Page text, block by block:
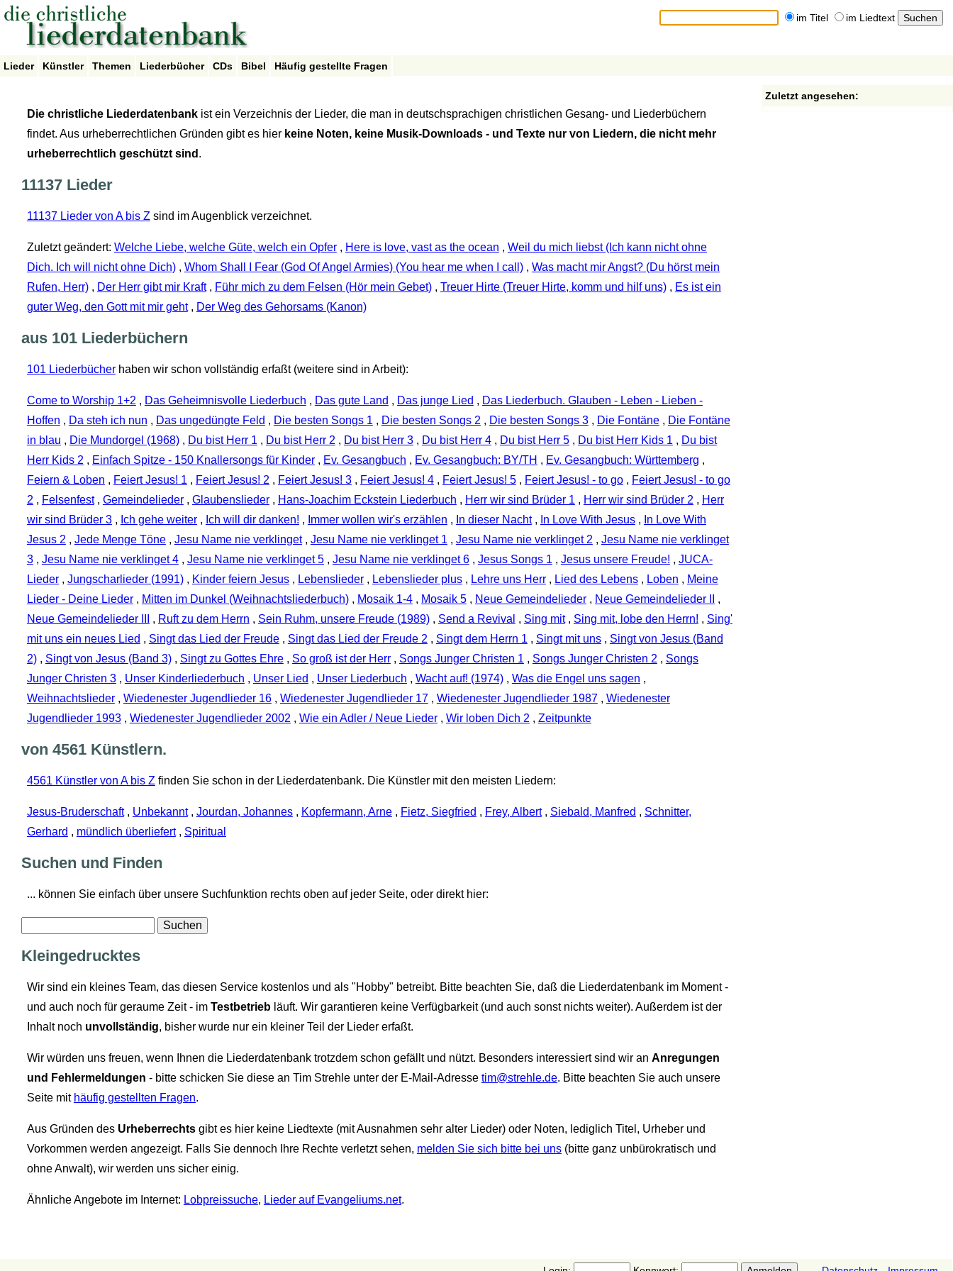
im Titel im Liedtext
Lieder Künstler Themen Liederbücher CDs Bibel Häufig gestellte Fragen
Die christliche Liederdatenbankist ein Verzeichnis der Lieder, die man in deutschsprachigen christlichen Gesang- und Liederbüchern
findet. Aus urheberrechtlichen Gründen gibt es hier keine Noten, keine Musik-Downloads - und Texte nur von Liedern, die nicht mehr
urheberrechtlich geschützt sind .
11137 Lieder
11137 Lieder von A bis Zsind im Augenblick verzeichnet.
Zuletzt geändert: Welche Liebe, welche Güte, welch ein Opfer, Here is love, vast as the ocean , Weil du mich liebst (Ich kann nicht ohne
Dich. Ich will nicht ohne Dich), Whom Shall I Fear (God Of Angel Armies) (You hear me when I call), Was macht mir Angst? (Du hörst mein
Rufen, Herr), Der Herr gibt mir Kraft, Führ mich zu dem Felsen (Hör mein Gebet), Treuer Hirte (Treuer Hirte, komm und hilf uns), Es ist ein
guter Weg, den Gott mit mir geht, Der Weg des Gehorsams (Kanon)
aus 101 Liederbüchern
101 Liederbücherhaben wir schon vollständig erfaßt (weitere sind in Arbeit):
Come to Worship 1+2, Das Geheimnisvolle Liederbuch , Das gute Land , Das junge Lied , Das Liederbuch. Glauben - Leben - Lieben -
Hoffen , Da steh ich nun , Das ungedüngte Feld , Die besten Songs 1, Die besten Songs 2, Die besten Songs 3, Die Fontäne, Die Fontäne
in blau , Die Mundorgel (1968), Du bist Herr 1, Du bist Herr 2, Du bist Herr 3, Du bist Herr 4, Du bist Herr 5, Du bist Herr Kids 1, Du bist
Herr Kids 2, Einfach Spitze - 150 Knallersongs für Kinder, Ev. Gesangbuch , Ev. Gesangbuch: BY/TH , Ev. Gesangbuch: Württemberg ,
Feiern & Loben , Feiert Jesus! 1, Feiert Jesus! 2, Feiert Jesus! 3, Feiert Jesus! 4, Feiert Jesus! 5, Feiert Jesus! - to go, Feiert Jesus! - to go
2, Felsenfest, Gemeindelieder, Glaubenslieder, Hans-Joachim Eckstein Liederbuch , Herr wir sind Brüder 1, Herr wir sind Brüder 2, Herr
wir sind Brüder 3, Ich gehe weiter, Ich will dir danken! , Immer wollen wir's erzählen , In dieser Nacht, In Love With Jesus, In Love With
Jesus 2, Jede Menge Töne, Jesu Name nie verklinget, Jesu Name nie verklinget 1, Jesu Name nie verklinget 2, Jesu Name nie verklinget
3, Jesu Name nie verklinget 4, Jesu Name nie verklinget 5, Jesu Name nie verklinget 6, Jesus Songs 1, Jesus unsere Freude! , JUCA-
Lieder, Jungscharlieder (1991), Kinder feiern Jesus, Lebenslieder, Lebenslieder plus, Lehre uns Herr, Lied des Lebens, Loben , Meine
Lieder - Deine Lieder, Mitten im Dunkel (Weihnachtsliederbuch), Mosaik 1-4, Mosaik 5, Neue Gemeindelieder, Neue Gemeindelieder II
,
Neue Gemeindelieder III
, Ruft zu dem Herrn , Sein Ruhm, unsere Freude (1989), Send a Revival , Sing mit, Sing mit, lobe den Herrn! , Sing'
mit uns ein neues Lied , Singt das Lied der Freude, Singt das Lied der Freude 2, Singt dem Herrn 1, Singt mit uns, Singt von Jesus (Band
2), Singt von Jesus (Band 3), Singt zu Gottes Ehre, So groß ist der Herr, Songs Junger Christen 1, Songs Junger Christen 2, Songs
Junger Christen 3, Unser Kinderliederbuch , Unser Lied , Unser Liederbuch , Wacht auf! (1974), Was die Engel uns sagen ,
Weihnachtslieder, Wiedenester Jugendlieder 16, Wiedenester Jugendlieder 17, Wiedenester Jugendlieder 1987, Wiedenester
Jugendlieder 1993, Wiedenester Jugendlieder 2002, Wie ein Adler / Neue Lieder, Wir loben Dich 2, Zeitpunkte
von 4561 Künstlern.
4561 Künstler von A bis Zfinden Sie schon in der Liederdatenbank. Die Künstler mit den meisten Liedern:
Jesus-Bruderschaft, Unbekannt, Jourdan, Johannes, Kopfermann, Arne, Fietz, Siegfried , Frey, Albert, Siebald, Manfred , Schnitter,
Gerhard , mündlich überliefert, Spiritual
Suchen und Finden
... können Sie einfach über unsere Suchfunktion rechts oben auf jeder Seite, oder direkt hier:
Kleingedrucktes
Wir sind ein kleines Team, das diesen Service kostenlos und als "Hobby" betreibt. Bitte beachten Sie, daß die Liederdatenbank im Moment -
und auch noch für geraume Zeit - im Testbetriebläuft. Wir garantieren keine Verfügbarkeit (und auch sonst nichts weiter). Außerdem ist der
Inhalt noch unvollständig, bisher wurde nur ein kleiner Teil der Lieder erfaßt.
Wir würden uns freuen, wenn Ihnen die Liederdatenbank trotzdem schon gefällt und nützt. Besonders interessiert sind wir an Anregungen
und Fehlermeldungen - bitte schicken Sie diese an Tim Strehle unter der E-Mail-Adresse tim@strehle.de. Bitte beachten Sie auch unsere
Seite mit häufig gestellten Fragen.
Aus Gründen des Urheberrechtsgibt es hier keine Liedtexte (mit Ausnahmen sehr alter Lieder) oder Noten, lediglich Titel, Urheber und
Vorkommen werden angezeigt. Falls Sie dennoch Ihre Rechte verletzt sehen, melden Sie sich bitte bei uns(bitte ganz unbürokratisch und
ohne Anwalt), wir werden uns sicher einig.
Ähnliche Angebote im Internet: Lobpreissuche, Lieder auf Evangeliums.net.
Zuletzt angesehen: